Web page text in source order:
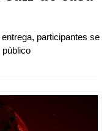
participantes se
público